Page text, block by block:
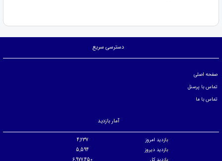
دسترسی سریع
صفحه اصلی
تماس با پرسنل
تماس با ما
آمار بازدید
بازدید امروز
4,237
بازدید دیروز
5,594
بازدید کل
6,977,450